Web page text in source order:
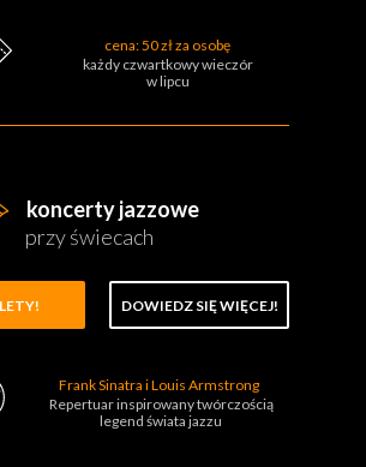
cena: 50 zł za osobę
każdy czwartkowy wieczór
w lipcu
Frank Sinatra i Louis Armstrong
Repertuar inspirowany twórczością
legend świata jazzu
DOWIEDZ SIĘ WIĘCEJ!
koncerty jazzowe
przy świecach